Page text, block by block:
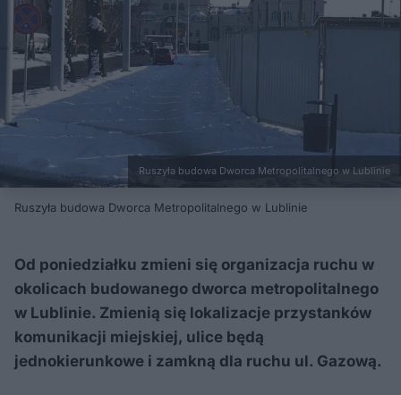
Ruszyła budowa Dworca Metropolitalnego w Lublinie
Ruszyła budowa Dworca Metropolitalnego w Lublinie
Od poniedziałku zmieni się organizacja ruchu w
okolicach budowanego dworca metropolitalnego
w Lublinie. Zmienią się lokalizacje przystanków
komunikacji miejskiej, ulice będą
jednokierunkowe i zamkną dla ruchu ul. Gazową.